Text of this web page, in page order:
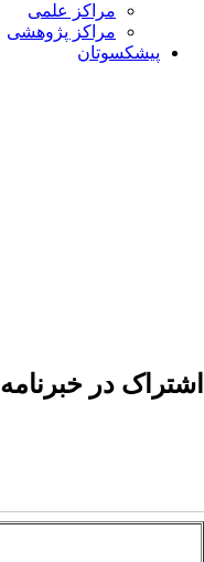
مراکز علمی
مراکز پژوهشی
پیشکسوتان
اشتراک در خبرنامه